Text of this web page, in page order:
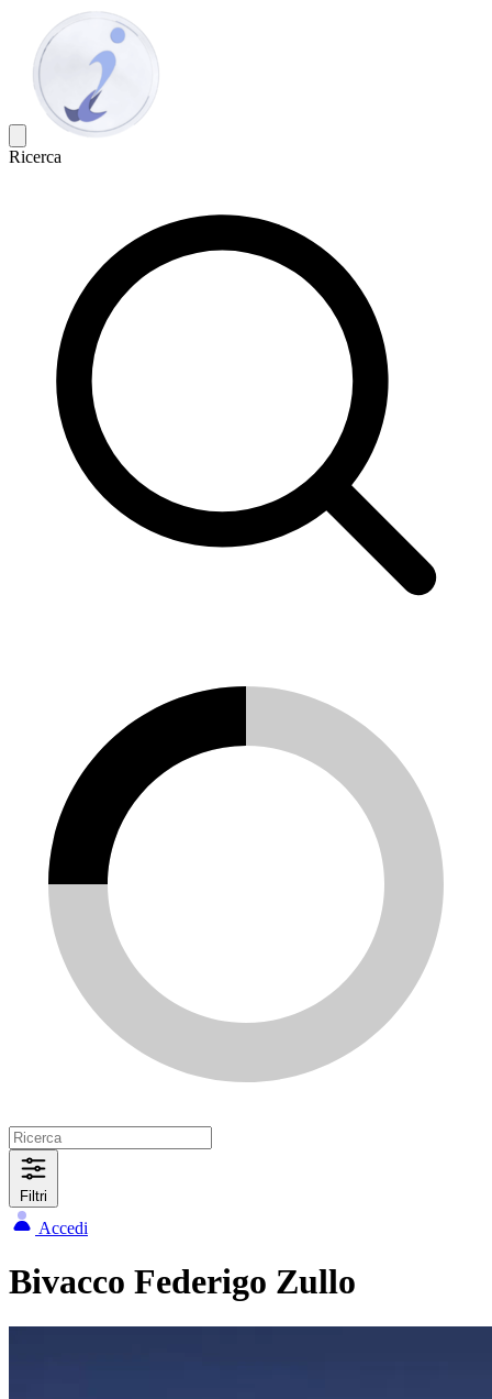
Ricerca
Filtri
Accedi
Bivacco Federigo Zullo